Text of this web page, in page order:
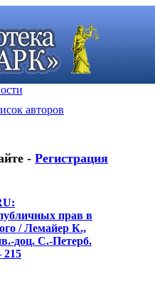
авторов
- Регистрация
прав в
/ Лемайер К.,
доц. С.-Петерб.
215